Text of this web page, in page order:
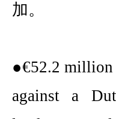
加。
●€52.2 million
against a